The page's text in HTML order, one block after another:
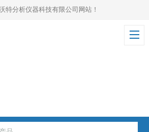
特分析仪器科技有限公司网站！